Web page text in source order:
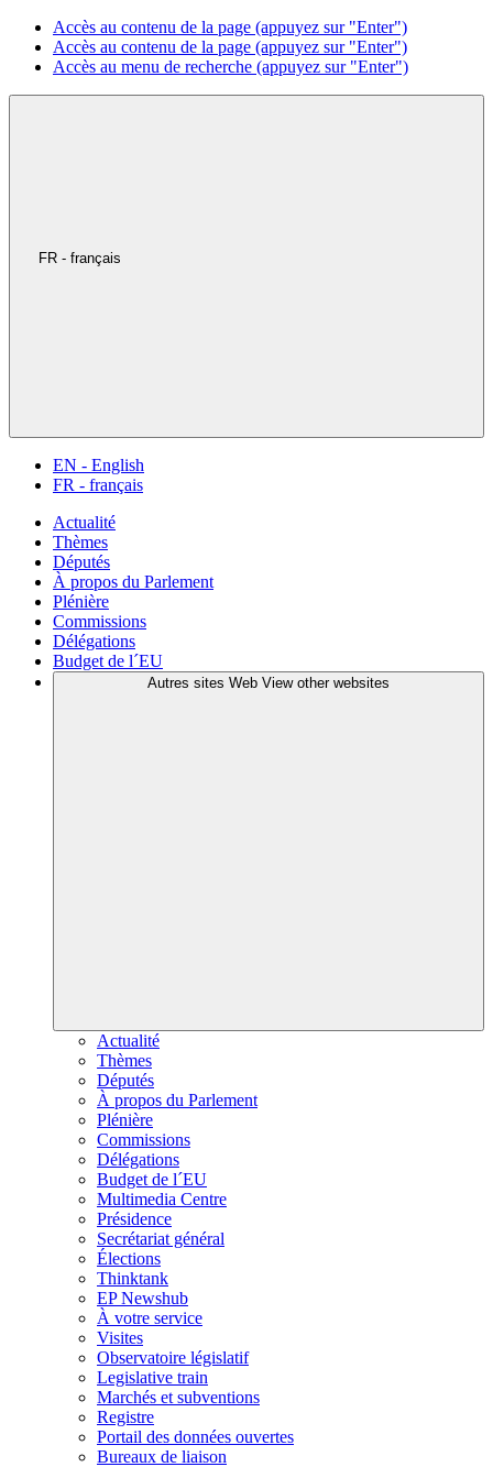
Accès au contenu de la page (appuyez sur "Enter")
Accès au contenu de la page (appuyez sur "Enter")
Accès au menu de recherche (appuyez sur "Enter")
FR - français
EN - English
FR - français
Actualité
Thèmes
Députés
À propos du Parlement
Plénière
Commissions
Délégations
Budget de l´EU
Autres sites Web View other websites
Actualité
Thèmes
Députés
À propos du Parlement
Plénière
Commissions
Délégations
Budget de l´EU
Multimedia Centre
Présidence
Secrétariat général
Élections
Thinktank
EP Newshub
À votre service
Visites
Observatoire législatif
Legislative train
Marchés et subventions
Registre
Portail des données ouvertes
Bureaux de liaison